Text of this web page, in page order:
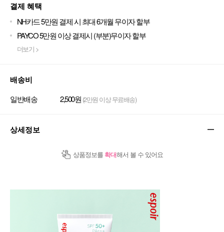
결제 혜택
NH카드 5만원 결제 시 최대 6개월 무이자 할부
PAYCO 5만원 이상 결제시 (부분)무이자 할부
더보기 >
배송비
일반배송 2,500원 (2만원 이상 무료배송)
상세정보
상품정보를 확대해서 볼 수 있어요